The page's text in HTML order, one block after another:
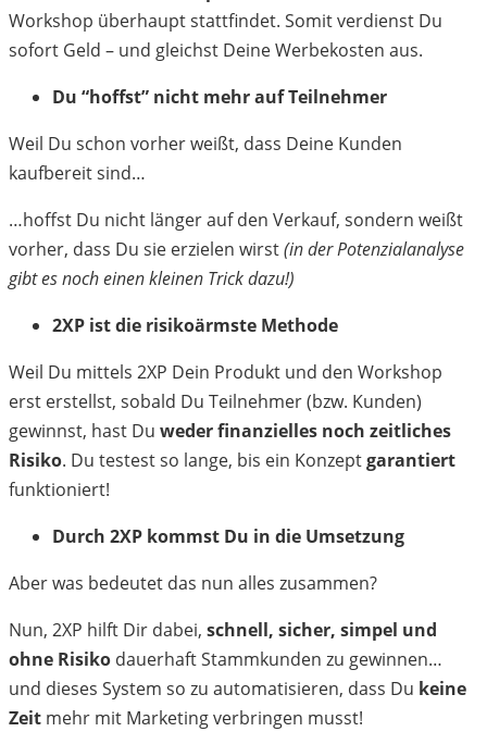
Workshop überhaupt stattfindet. Somit verdienst Du
sofort Geld – und gleichst Deine Werbekosten aus.
Du “hoffst” nicht mehr auf Teilnehmer
Weil Du schon vorher weißt, dass Deine Kunden
kaufbereit sind…
…hoffst Du nicht länger auf den Verkauf, sondern weißt
vorher, dass Du sie erzielen wirst(in der Potenzialanalyse
gibt es noch einen kleinen Trick dazu!)
2XP ist die risikoärmste Methode
Weil Du mittels 2XP Dein Produkt und den Workshop
erst erstellst, sobald Du Teilnehmer (bzw. Kunden)
gewinnst, hast Du weder finanzielles noch zeitliches
Risiko. Du testest so lange, bis ein Konzeptgarantiert
funktioniert!
Durch 2XP kommst Du in die Umsetzung
Aber was bedeutet das nun alles zusammen?
Nun, 2XP hilft Dir dabei, schnell, sicher, simpel und
ohne Risiko dauerhaft Stammkunden zu gewinnen…
und dieses System so zu automatisieren, dass Du keine
Zeit mehr mit Marketing verbringen musst!